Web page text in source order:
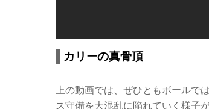
カリーの真骨頂
上の動画では、ぜひともボールで
ス守備を大混乱に陥れていく様子